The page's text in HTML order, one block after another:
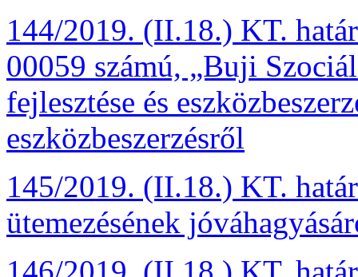
144/2019. (II.18.) KT.
00059 számú, „Buji
fejlesztése és
eszközbeszerzésről
145/2019. (II.18.) KT.
ütemezésének